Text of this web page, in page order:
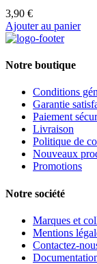
3,90 €
Ajouter au panier
Notre boutique
Conditions
Garantie
Paiement
Livraison
Politique de
Nouveaux
Promotions
Notre société
Marques et
Mentions
Contactez-